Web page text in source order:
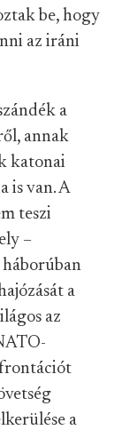
be, hogy
az iráni
a
annak
katonai
is van. A
teszi
–
a
az
a